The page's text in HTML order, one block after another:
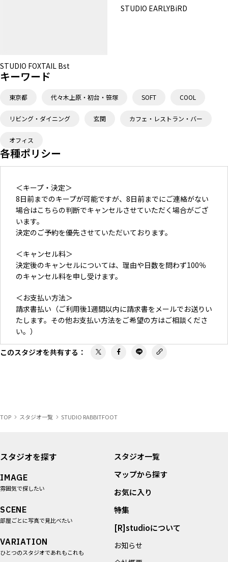
STUDIO FOXTAIL Bst
STUDIO EARLYBiRD
キーワード
東京都 代々木上原・初台・笹塚 SOFT COOL
リビング・ダイニング 玄関 カフェ・レストラン・バー
オフィス
各種ポリシー
＜キープ・決定＞
8日前までのキープが可能ですが、8日前までにご連絡がない
場合はこちらの判断でキャンセルさせていただく場合がござ
います。
決定のご予約を優先させていただいております。
＜キャンセル料＞
決定後のキャンセルについては、理由や日数を問わず100％
のキャンセル料を申し受けます。
＜お支払い方法＞
請求書払い（ご利用後1週間以内に請求書をメールでお送りい
たします。その他お支払い方法をご希望の方はご相談くださ
い。）
＜利用規約＞
このスタジオを共有する ：
TOP スタジオ一覧 STUDIO RABBITFOOT
スタジオを探す
IMAGE
雰囲気で探したい
SCENE
部屋ごとに写真で見比べたい
VARIATION
ひとつのスタジオであれもこれも
スタジオ一覧
マップから探す
お気に入り
特集
[R]studioについて
お知らせ